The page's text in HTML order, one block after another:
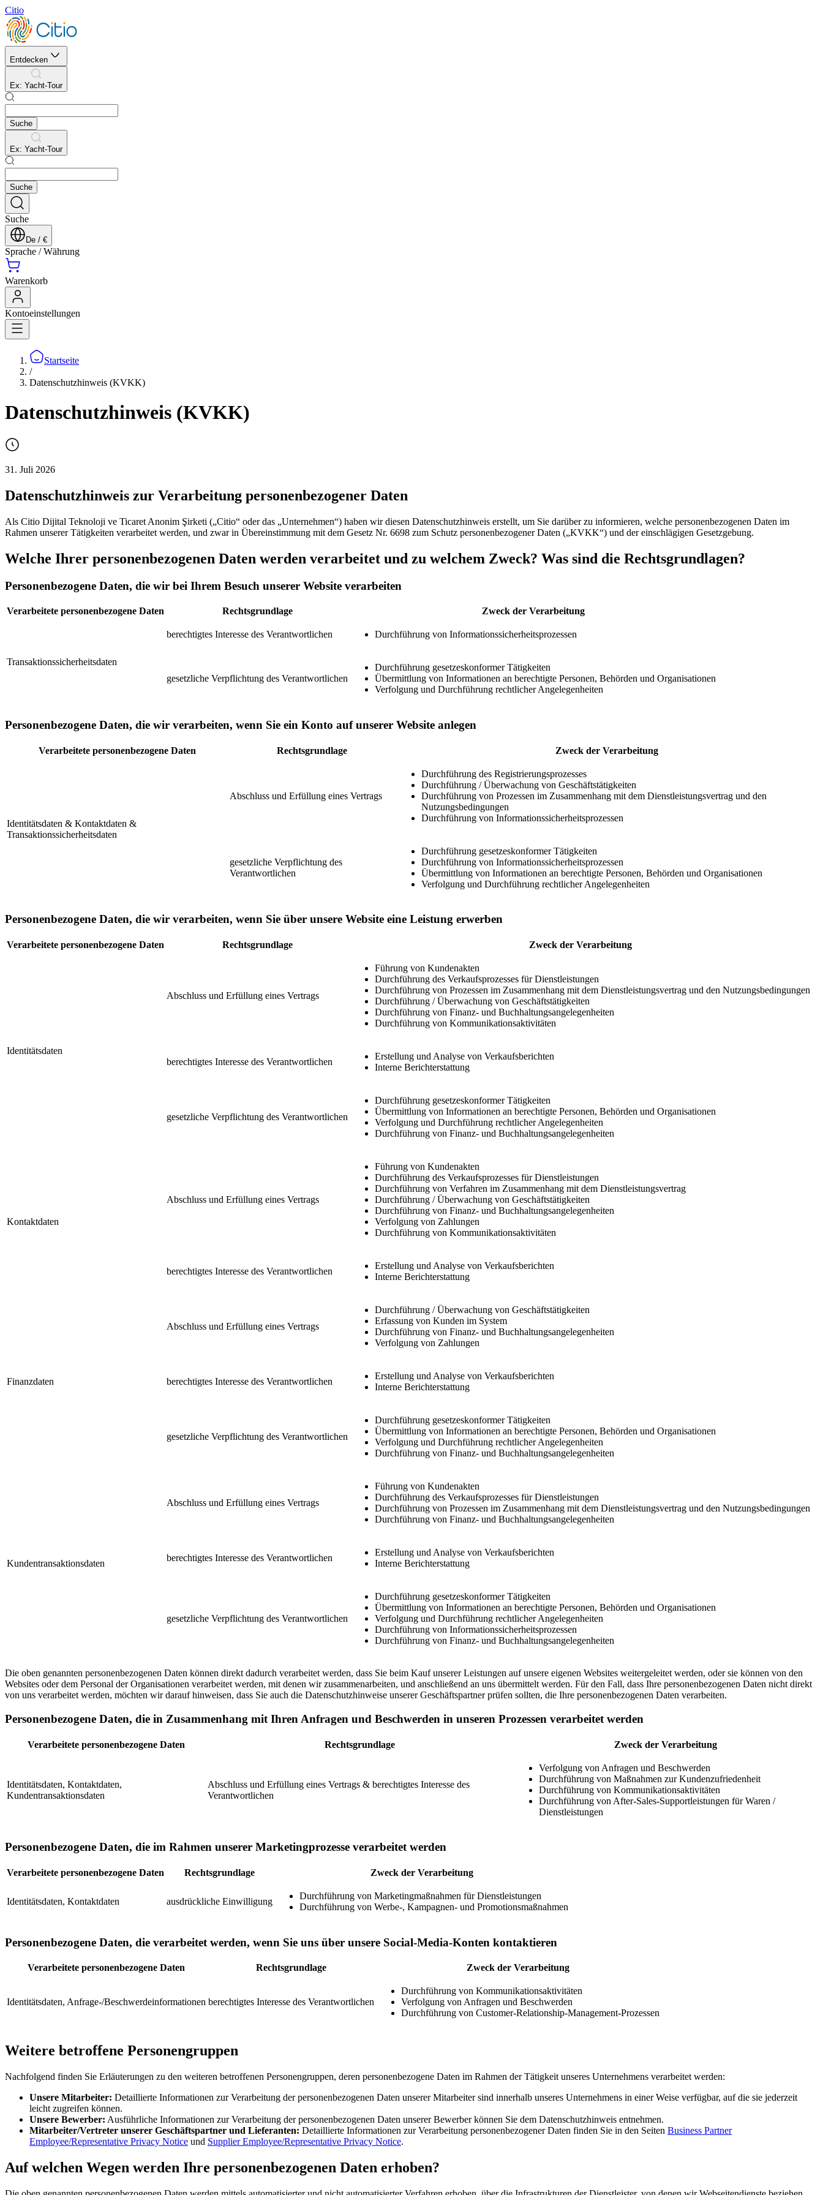
Citio
Entdecken
Ex: Yacht-Tour
Suche
Ex: Yacht-Tour
Suche
Suche
De / €
Sprache /Währung
Warenkorb
Kontoeinstellungen
Startseite
/
Datenschutzhinweis (KVKK)
Datenschutzhinweis (KVKK)
31. Juli 2026
Datenschutzhinweis zur Verarbeitung personenbezogener Daten
Als Citio Dijital Teknoloji ve Ticaret Anonim Şirketi („Citio“ oder das „Unternehmen“) haben wir diesen Datenschutzhinweis erstellt, um Sie darüber zu informieren, welche personenbezogenen Daten im
Rahmen unserer Tätigkeiten verarbeitet werden, und zwar in Übereinstimmung mit dem Gesetz Nr. 6698 zum Schutz personenbezogener Daten („KVKK“) und der einschlägigen Gesetzgebung.
Welche Ihrer personenbezogenen Daten werden verarbeitet und zu welchem Zweck? Was sind die Rechtsgrundlagen?
Personenbezogene Daten, die wir bei Ihrem Besuch unserer Website verarbeiten
Verarbeitete personenbezogene Daten Rechtsgrundlage Zweck der Verarbeitung
Transaktionssicherheitsdaten
berechtigtes Interesse des Verantwortlichen Durchführung von Informationssicherheitsprozessen
gesetzliche Verpflichtung des Verantwortlichen
Durchführung gesetzeskonformer Tätigkeiten
Übermittlung von Informationen an berechtigte Personen, Behörden und Organisationen
Verfolgung und Durchführung rechtlicher Angelegenheiten
Personenbezogene Daten, die wir verarbeiten, wenn Sie ein Konto auf unserer Website anlegen
Verarbeitete personenbezogene Daten Rechtsgrundlage Zweck der Verarbeitung
Identitätsdaten & Kontaktdaten &
Transaktionssicherheitsdaten
Abschluss und Erfüllung eines Vertrags
Durchführung des Registrierungsprozesses
Durchführung / Überwachung von Geschäftstätigkeiten
Durchführung von Prozessen im Zusammenhang mit dem Dienstleistungsvertrag und den
Nutzungsbedingungen
Durchführung von Informationssicherheitsprozessen
gesetzliche Verpflichtung des
Verantwortlichen
Durchführung gesetzeskonformer Tätigkeiten
Durchführung von Informationssicherheitsprozessen
Übermittlung von Informationen an berechtigte Personen, Behörden und Organisationen
Verfolgung und Durchführung rechtlicher Angelegenheiten
Personenbezogene Daten, die wir verarbeiten, wenn Sie über unsere Website eine Leistung erwerben
Verarbeitete personenbezogene Daten Rechtsgrundlage Zweck der Verarbeitung
Identitätsdaten
Abschluss und Erfüllung eines Vertrags
Führung von Kundenakten
Durchführung des Verkaufsprozesses für Dienstleistungen
Durchführung von Prozessen im Zusammenhang mit dem Dienstleistungsvertrag und den Nutzungsbedingungen
Durchführung / Überwachung von Geschäftstätigkeiten
Durchführung von Finanz- und Buchhaltungsangelegenheiten
Durchführung von Kommunikationsaktivitäten
berechtigtes Interesse des Verantwortlichen
Erstellung und Analyse von Verkaufsberichten
Interne Berichterstattung
gesetzliche Verpflichtung des Verantwortlichen
Durchführung gesetzeskonformer Tätigkeiten
Übermittlung von Informationen an berechtigte Personen, Behörden und Organisationen
Verfolgung und Durchführung rechtlicher Angelegenheiten
Durchführung von Finanz- und Buchhaltungsangelegenheiten
Kontaktdaten
Abschluss und Erfüllung eines Vertrags
Führung von Kundenakten
Durchführung des Verkaufsprozesses für Dienstleistungen
Durchführung von Verfahren im Zusammenhang mit dem Dienstleistungsvertrag
Durchführung / Überwachung von Geschäftstätigkeiten
Durchführung von Finanz- und Buchhaltungsangelegenheiten
Verfolgung von Zahlungen
Durchführung von Kommunikationsaktivitäten
berechtigtes Interesse des Verantwortlichen
Erstellung und Analyse von Verkaufsberichten
Interne Berichterstattung
Finanzdaten
Abschluss und Erfüllung eines Vertrags
Durchführung / Überwachung von Geschäftstätigkeiten
Erfassung von Kunden im System
Durchführung von Finanz- und Buchhaltungsangelegenheiten
Verfolgung von Zahlungen
berechtigtes Interesse des Verantwortlichen
Erstellung und Analyse von Verkaufsberichten
Interne Berichterstattung
gesetzliche Verpflichtung des Verantwortlichen
Durchführung gesetzeskonformer Tätigkeiten
Übermittlung von Informationen an berechtigte Personen, Behörden und Organisationen
Verfolgung und Durchführung rechtlicher Angelegenheiten
Durchführung von Finanz- und Buchhaltungsangelegenheiten
Kundentransaktionsdaten
Abschluss und Erfüllung eines Vertrags
Führung von Kundenakten
Durchführung des Verkaufsprozesses für Dienstleistungen
Durchführung von Prozessen im Zusammenhang mit dem Dienstleistungsvertrag und den Nutzungsbedingungen
Durchführung von Finanz- und Buchhaltungsangelegenheiten
berechtigtes Interesse des Verantwortlichen
Erstellung und Analyse von Verkaufsberichten
Interne Berichterstattung
gesetzliche Verpflichtung des Verantwortlichen
Durchführung gesetzeskonformer Tätigkeiten
Übermittlung von Informationen an berechtigte Personen, Behörden und Organisationen
Verfolgung und Durchführung rechtlicher Angelegenheiten
Durchführung von Informationssicherheitsprozessen
Durchführung von Finanz- und Buchhaltungsangelegenheiten
Die oben genannten personenbezogenen Daten können direkt dadurch verarbeitet werden, dass Sie beim Kauf unserer Leistungen auf unsere eigenen Websites weitergeleitet werden, oder sie können von den
Websites oder dem Personal der Organisationen verarbeitet werden, mit denen wir zusammenarbeiten, und anschließend an uns übermittelt werden. Für den Fall, dass Ihre personenbezogenen Daten nicht direkt
von uns verarbeitet werden, möchten wir darauf hinweisen, dass Sie auch die Datenschutzhinweise unserer Geschäftspartner prüfen sollten, die Ihre personenbezogenen Daten verarbeiten.
Personenbezogene Daten, die in Zusammenhang mit Ihren Anfragen und Beschwerden in unseren Prozessen verarbeitet werden
Verarbeitete personenbezogene Daten Rechtsgrundlage Zweck der Verarbeitung
Identitätsdaten, Kontaktdaten,
Kundentransaktionsdaten
Abschluss und Erfüllung eines Vertrags & berechtigtes Interesse des
Verantwortlichen
Verfolgung von Anfragen und Beschwerden
Durchführung von Maßnahmen zur Kundenzufriedenheit
Durchführung von Kommunikationsaktivitäten
Durchführung von After-Sales-Supportleistungen für Waren /
Dienstleistungen
Personenbezogene Daten, die im Rahmen unserer Marketingprozesse verarbeitet werden
Verarbeitete personenbezogene Daten Rechtsgrundlage Zweck der Verarbeitung
Identitätsdaten, Kontaktdaten ausdrückliche Einwilligung
Durchführung von Marketingmaßnahmen für Dienstleistungen
Durchführung von Werbe-, Kampagnen- und Promotionsmaßnahmen
Personenbezogene Daten, die verarbeitet werden, wenn Sie uns über unsere Social-Media-Konten kontaktieren
Verarbeitete personenbezogene Daten Rechtsgrundlage Zweck der Verarbeitung
Identitätsdaten, Anfrage-/Beschwerdeinformationen berechtigtes Interesse des Verantwortlichen
Durchführung von Kommunikationsaktivitäten
Verfolgung von Anfragen und Beschwerden
Durchführung von Customer-Relationship-Management-Prozessen
Weitere betroffene Personengruppen
Nachfolgend finden Sie Erläuterungen zu den weiteren betroffenen Personengruppen, deren personenbezogene Daten im Rahmen der Tätigkeit unseres Unternehmens verarbeitet werden:
Unsere Mitarbeiter: Detaillierte Informationen zur Verarbeitung der personenbezogenen Daten unserer Mitarbeiter sind innerhalb unseres Unternehmens in einer Weise verfügbar, auf die sie jederzeit
leicht zugreifen können.
Unsere Bewerber: Ausführliche Informationen zur Verarbeitung der personenbezogenen Daten unserer Bewerber können Sie dem Datenschutzhinweis entnehmen.
Mitarbeiter/Vertreter unserer Geschäftspartner und Lieferanten: Detaillierte Informationen zur Verarbeitung personenbezogener Daten finden Sie in den Seiten Business Partner
Employee/Representative Privacy Notice und Supplier Employee/Representative Privacy Notice.
Auf welchen Wegen werden Ihre personenbezogenen Daten erhoben?